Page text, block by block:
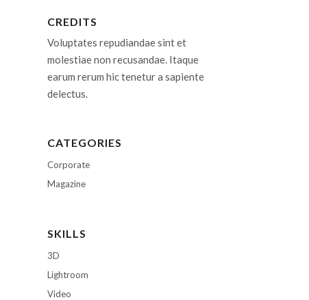
CREDITS
Voluptates repudiandae sint et
molestiae non recusandae. Itaque
earum rerum hic tenetur a sapiente
delectus.
CATEGORIES
Corporate
Magazine
SKILLS
3D
Lightroom
Video